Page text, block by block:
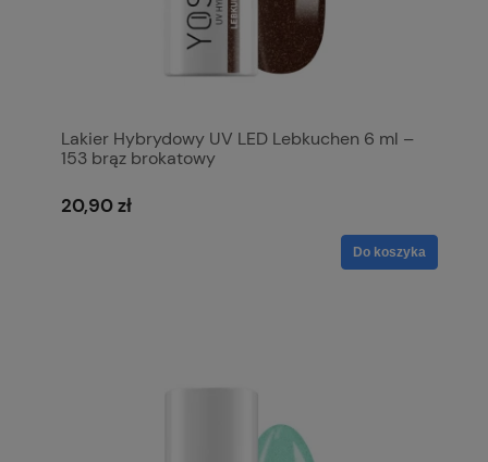
Lakier Hybrydowy UV LED Lebkuchen 6 ml –
153 brąz brokatowy
20,90 zł
Do koszyka